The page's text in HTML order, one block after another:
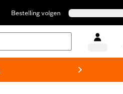
Bestelling volgen